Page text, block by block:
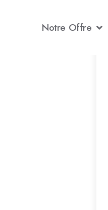
Notre Offre